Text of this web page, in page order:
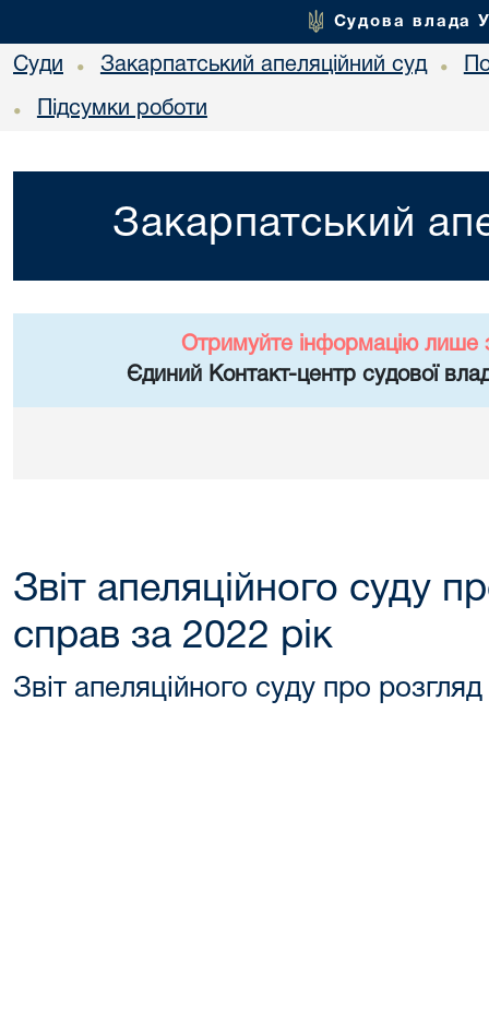
Судова влада
Суди • Закарпатський апеляційний суд •
• Підсумки роботи
Закарпатський
Отримуйте інформацію лише
Єдиний Контакт-центр судової
Звіт апеляційного суду
справ за 2022 рік
Звіт апеляційного суду про